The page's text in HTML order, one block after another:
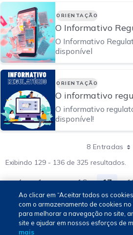
ORIENTAÇÃO
O Informativo
está disponível
O Informativo
disponível
ORIENTAÇÃO
O informativo
disponível!
O informativo
disponível!
8 Entradas
Exibindo 129 - 136 de 325 resultados.
1 ... 16 17
Português - PT
Ao clicar em “Aceitar todos os
com o armazenamento de cookies
para melhorar a navegação no site,
site e ajudar em nossos esforços de
mais